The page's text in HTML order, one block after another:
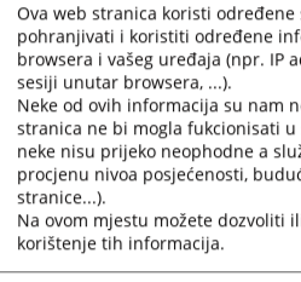
Prikazana vijest je na: Hrvatski
Prateći dokumenti
Odluka o pokretanju
službena vozila
Ova web stranica koristi određene
pohranjivati i koristiti određene
browsera i vašeg uređaja (npr. IP
sesiji unutar browsera, ...).
Neke od ovih informacija su nam
stranica ne bi mogla fukcionisati
neke nisu prijeko neophodne a
procjenu nivoa posjećenosti,
stranice...).
Na ovom mjestu možete dozvoliti
korištenje tih informacija.